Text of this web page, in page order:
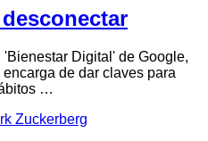
Digital' de Google,
de dar claves para
…